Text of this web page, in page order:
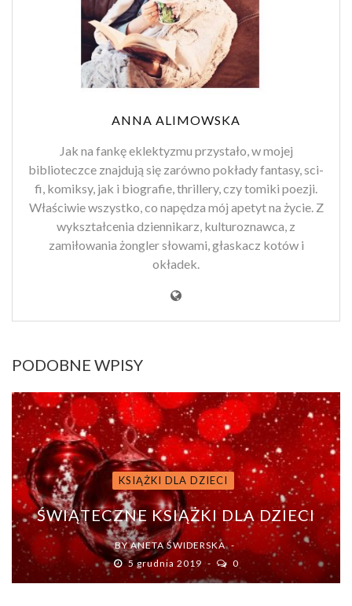
ANNA ALIMOWSKA
Jak na fankę eklektyzmu przystało, w mojej
biblioteczce znajdują się zarówno pokłady fantasy, sci-
fi, komiksy, jak i biografie, thrillery, czy tomiki poezji.
Właściwie wszystko, co napędza mój apetyt na życie. Z
wykształcenia dziennikarz, kulturoznawca, z
zamiłowania żongler słowami, głaskacz kotów i
okładek.
PODOBNE WPISY
KSIĄŻKI DLA DZIECI
ŚWIĄTECZNE KSIĄŻKI DLA DZIECI
BYANETA ŚWIDERSKA
5 grudnia 2019
0